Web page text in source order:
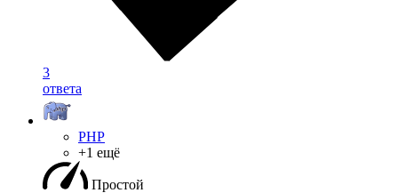
3
ответа
PHP
+1 ещё
Простой